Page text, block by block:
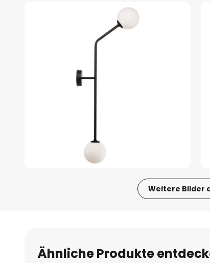
Weitere Bilder
Bildgalerie
springen
Ähnliche Produkte